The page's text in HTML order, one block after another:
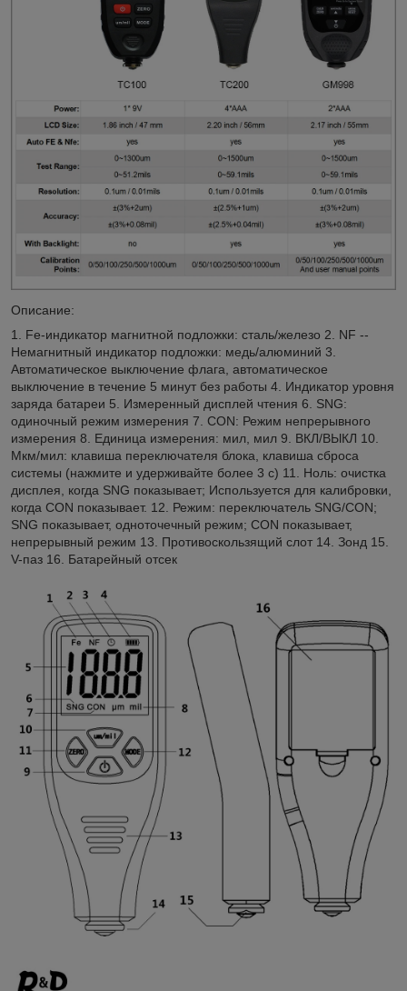
Описание:
1. Fe-индикатор магнитной подложки: сталь/железо 2. NF --
Немагнитный индикатор подложки: медь/алюминий 3.
Автоматическое выключение флага, автоматическое
выключение в течение 5 минут без работы 4. Индикатор уровня
заряда батареи 5. Измеренный дисплей чтения 6. SNG:
одиночный режим измерения 7. CON: Режим непрерывного
измерения 8. Единица измерения: мил, мил 9. ВКЛ/ВЫКЛ 10.
Мкм/мил: клавиша переключателя блока, клавиша сброса
системы (нажмите и удерживайте более 3 с) 11. Ноль: очистка
дисплея, когда SNG показывает; Используется для калибровки,
когда CON показывает. 12. Режим: переключатель SNG/CON;
SNG показывает, одноточечный режим; CON показывает,
непрерывный режим 13. Противоскользящий слот 14. Зонд 15.
V-паз 16. Батарейный отсек